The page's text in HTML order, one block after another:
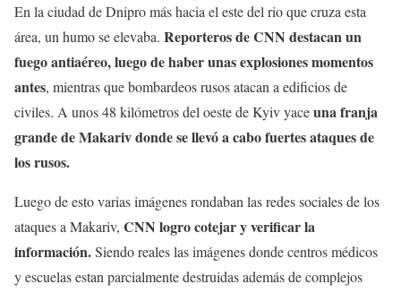
En la ciudad de Dnipro más hacia el este del rio que cruza esta
área, un humo se elevaba. Reporteros de CNN destacan un
fuego antiaéreo, luego de haber unas explosiones momentos
antes, mientras que bombardeos rusos atacan a edificios de
civiles. A unos 48 kilómetros del oeste de Kyiv yaceuna franja
grande de Makariv donde se llevó a cabo fuertes ataques de
los rusos.
Luego de esto varias imágenes rondaban las redes sociales de los
ataques a Makariv, CNN logro cotejar y verificar la
información.Siendo reales las imágenes donde centros médicos
y escuelas estan parcialmente destruidas además de complejos